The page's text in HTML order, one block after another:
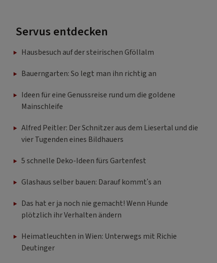
Servus entdecken
Hausbesuch auf der steirischen Gföllalm
Bauerngarten: So legt man ihn richtig an
Ideen für eine Genussreise rund um die goldene
Mainschleife
Alfred Peitler: Der Schnitzer aus dem Liesertal und die
vier Tugenden eines Bildhauers
5 schnelle Deko-Ideen fürs Gartenfest
Glashaus selber bauen: Darauf kommt's an
Das hat er ja noch nie gemacht! Wenn Hunde
plötzlich ihr Verhalten ändern
Heimatleuchten in Wien: Unterwegs mit Richie
Deutinger